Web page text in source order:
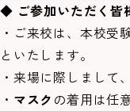
◆ ご参加いただく皆
・ご来校は、本校受
といたします。
・来場に際しまして
・ マスク の着用は任